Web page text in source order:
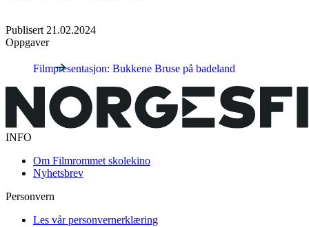
Publisert 21.02.2024
Oppgaver
Filmpresentasjon: Bukkene Bruse på badeland
INFO
Om Filmrommet skolekino
Nyhetsbrev
Personvern
Les vår personvernerklæring